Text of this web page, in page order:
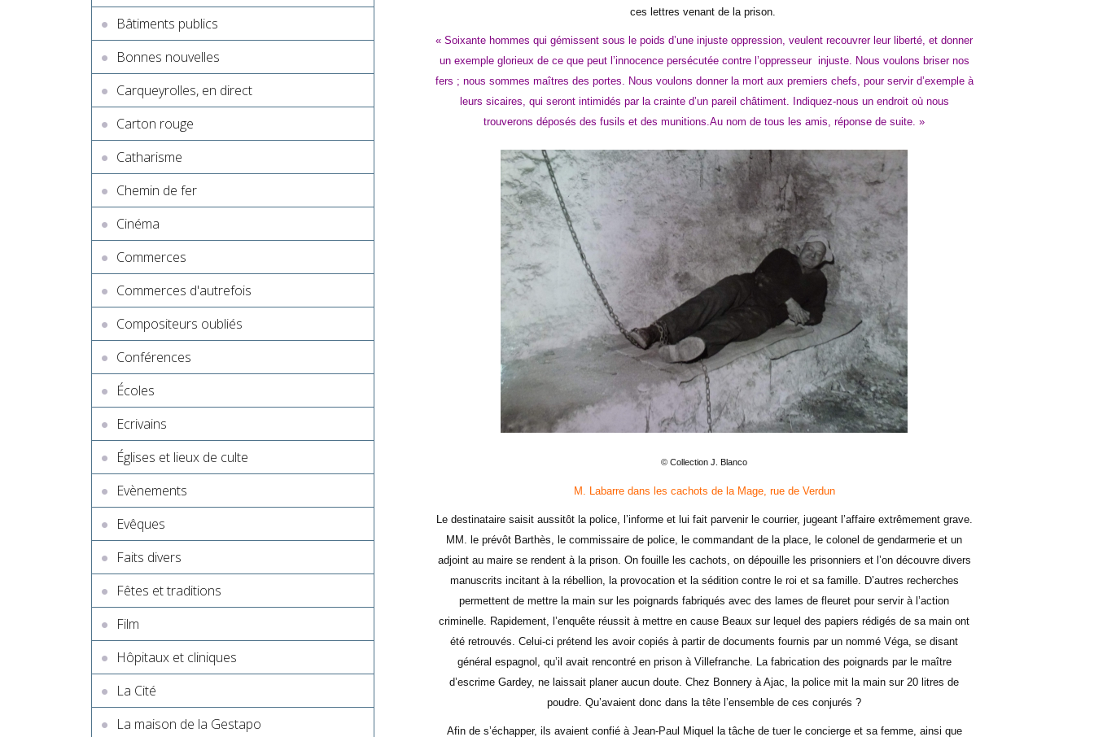
Bâtiments publics
Bonnes nouvelles
Carqueyrolles, en direct
Carton rouge
Catharisme
Chemin de fer
Cinéma
Commerces
Commerces d'autrefois
Compositeurs oubliés
Conférences
Écoles
Ecrivains
Églises et lieux de culte
Evènements
Evêques
Faits divers
Fêtes et traditions
Film
Hôpitaux et cliniques
La Cité
La maison de la Gestapo
ces lettres venant de la prison.
« Soixante hommes qui gémissent sous le poids d’une injuste oppression, veulent recouvrer leur liberté, et donner
un exemple glorieux de ce que peut l’innocence persécutée contre l’oppresseur injuste. Nous voulons briser nos
fers ; nous sommes maîtres des portes. Nous voulons donner la mort aux premiers chefs, pour servir d’exemple à
leurs sicaires, qui seront intimidés par la crainte d’un pareil châtiment. Indiquez-nous un endroit où nous
trouverons déposés des fusils et des munitions.Au nom de tous les amis, réponse de suite. »
© Collection J. Blanco
M. Labarre dans les cachots de la Mage, rue de Verdun
Le destinataire saisit aussitôt la police, l’informe et lui fait parvenir le courrier, jugeant l’affaire extrêmement grave.
MM. le prévôt Barthès, le commissaire de police, le commandant de la place, le colonel de gendarmerie et un
adjoint au maire se rendent à la prison. On fouille les cachots, on dépouille les prisonniers et l’on découvre divers
manuscrits incitant à la rébellion, la provocation et la sédition contre le roi et sa famille. D’autres recherches
permettent de mettre la main sur les poignards fabriqués avec des lames de fleuret pour servir à l’action
criminelle. Rapidement, l’enquête réussit à mettre en cause Beaux sur lequel des papiers rédigés de sa main ont
été retrouvés. Celui-ci prétend les avoir copiés à partir de documents fournis par un nommé Véga, se disant
général espagnol, qu’il avait rencontré en prison à Villefranche. La fabrication des poignards par le maître
d’escrime Gardey, ne laissait planer aucun doute. Chez Bonnery à Ajac, la police mit la main sur 20 litres de
poudre. Qu’avaient donc dans la tête l’ensemble de ces conjurés ?
Afin de s’échapper, ils avaient confié à Jean-Paul Miquel la tâche de tuer le concierge et sa femme, ainsi que